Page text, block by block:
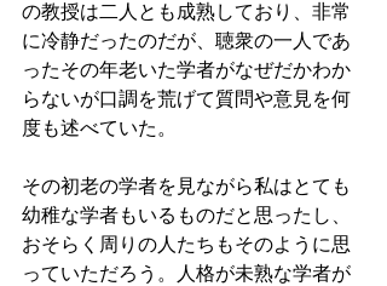
の教授は二人とも成熟しており、非常
に冷静だったのだが、聴衆の一人であ
ったその年老いた学者がなぜだかわか
らないが口調を荒げて質問や意見を何
度も述べていた。
その初老の学者を見ながら私はとても
幼稚な学者もいるものだと思ったし、
おそらく周りの人たちもそのように思
っていただろう。人格が未熟な学者が